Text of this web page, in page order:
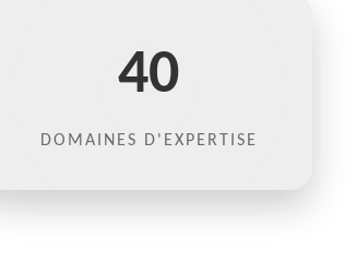
40
DOMAINES D'EXPERTISE